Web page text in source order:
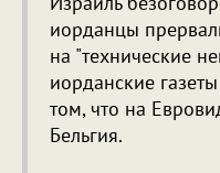
иорданцы
на "технические
иорданские
том, что на
Бельгия.